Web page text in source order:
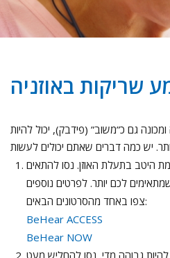
גם כ”משוב” (פידבק), יכול להיות
היטב בתעלת האוזן. נסו להתאים
לכם יותר. לפרטים נוספים
צפו באחד מהסרטונים הבאים:
BeHear ACCESS
BeHear NOW